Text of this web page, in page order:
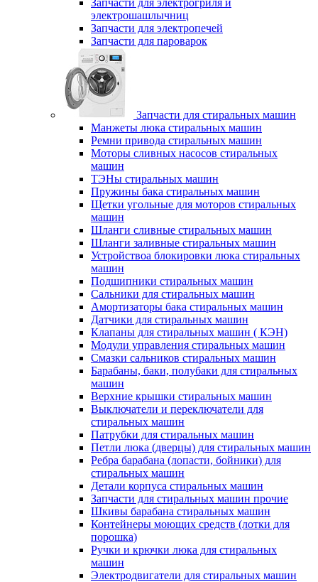
Запчасти для электрогриля и
электрошашлычниц
Запчасти для электропечей
Запчасти для пароварок
Запчасти для стиральных машин
Манжеты люка стиральных машин
Ремни привода стиральных машин
Моторы сливных насосов стиральных
машин
ТЭНы стиральных машин
Пружины бака стиральных машин
Щетки угольные для моторов стиральных
машин
Шланги сливные стиральных машин
Шланги заливные стиральных машин
Устройствоа блокировки люка стиральных
машин
Подшипники стиральных машин
Сальники для стиральных машин
Амортизаторы бака стиральных машин
Датчики для стиральных машин
Клапаны для стиральных машин ( КЭН)
Модули управления стиральных машин
Смазки сальников стиральных машин
Барабаны, баки, полубаки для стиральных
машин
Верхние крышки стиральных машин
Выключатели и переключатели для
стиральных машин
Патрубки для стиральных машин
Петли люка (дверцы) для стиральных машин
Ребра барабана (лопасти, бойники) для
стиральных машин
Детали корпуса стиральных машин
Запчасти для стиральных машин прочие
Шкивы барабана стиральных машин
Контейнеры моющих средств (лотки для
порошка)
Ручки и крючки люка для стиральных
машин
Электродвигатели для стиральных машин